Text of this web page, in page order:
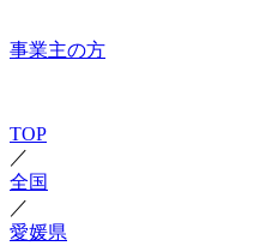
事業主の方
TOP
／
全国
／
愛媛県